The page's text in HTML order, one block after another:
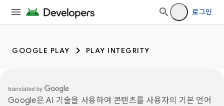
로그인
GOOGLE PLAY PLAY INTEGRITY
Google은 AI 기술을 사용하여 콘텐츠를 사용자의 기본 언어